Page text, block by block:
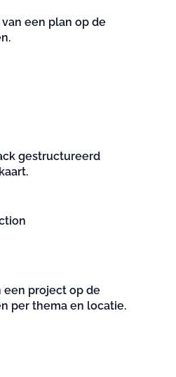
een plan op de
gestructureerd
een project op de
per thema en locatie.